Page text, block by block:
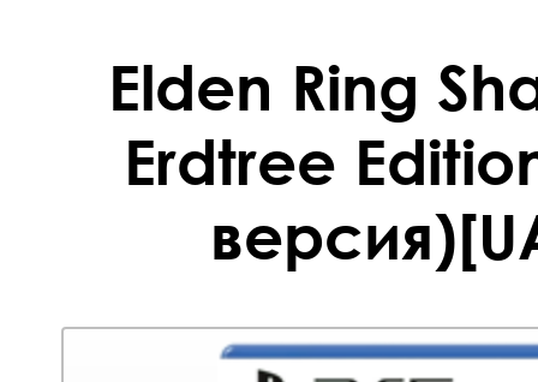
Elden Ring
Erdtree